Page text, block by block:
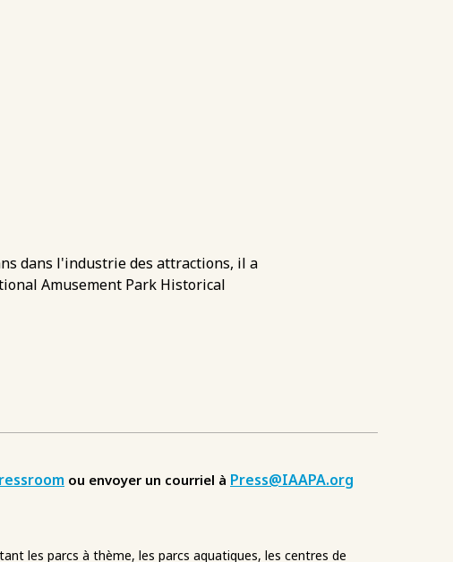
dans l'industrie des attractions, il a
Amusement Park Historical
ou envoyer un courriel à Press@IAAPA.org
les parcs à thème, les parcs aquatiques, les centres de